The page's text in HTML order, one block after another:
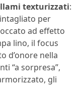
texturizzati:
per
ad effetto
lino, il focus
d’onore nella
“a sorpresa”,
gli